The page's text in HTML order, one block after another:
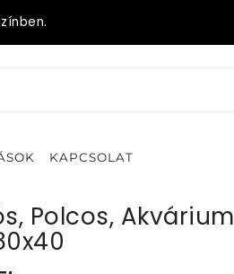
KAPCSOLAT
Polcos, Akvárium